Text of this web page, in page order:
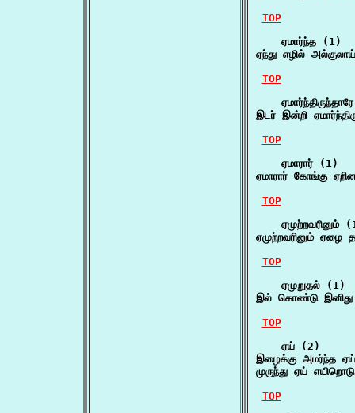
TOP
    ஏமார்ந்த (1)
ஏந்து எழில்
TOP
இடர் இன்றி
TOP
    ஏமாரார் (1)
ஏமாரார் கோங்கு
TOP
ஏமுற்றவரினும்
ஏமுற்றவரினும் ஏழை
TOP
    ஏமுறுதல் (1)
இல் கொண்டு இனிது
TOP
    ஏய் (2)
இழைக்கு அமர்ந்த
முருந்து ஏய்
TOP